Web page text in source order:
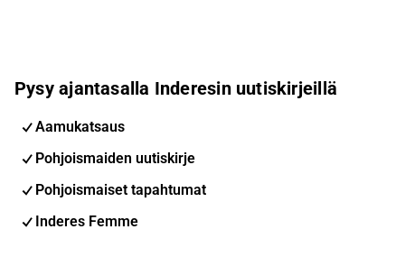
Pysy ajantasalla Inderesin uutiskirjeillä
Aamukatsaus
Pohjoismaiden uutiskirje
Pohjoismaiset tapahtumat
Inderes Femme